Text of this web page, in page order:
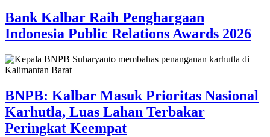
Bank Kalbar Raih Penghargaan
Indonesia Public Relations Awards 2026
BNPB: Kalbar Masuk Prioritas Nasional
Karhutla, Luas Lahan Terbakar
Peringkat Keempat